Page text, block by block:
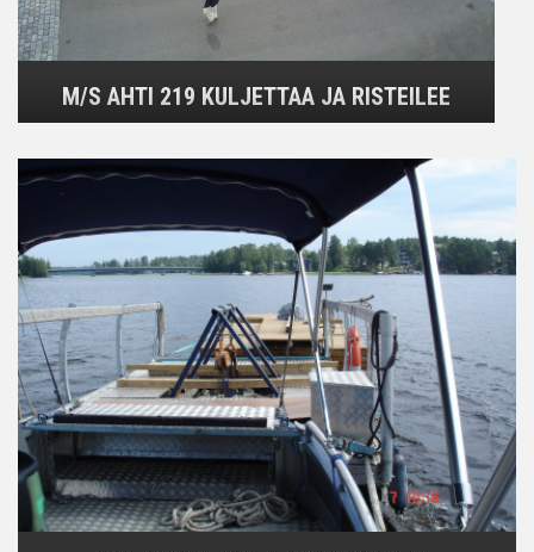
M/S AHTI 219 KULJETTAA JA RISTEILEE